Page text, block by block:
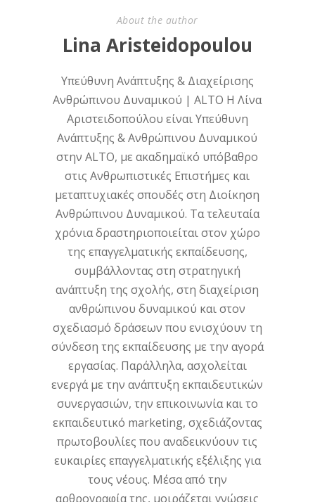
About the author
Lina Aristeidopoulou
Υπεύθυνη Ανάπτυξης & Διαχείρισης
Ανθρώπινου Δυναμικού | ALTO Η Λίνα
Αριστειδοπούλου είναι Υπεύθυνη
Ανάπτυξης & Ανθρώπινου Δυναμικού
στην ALTO, με ακαδημαϊκό υπόβαθρο
στις Ανθρωπιστικές Επιστήμες και
μεταπτυχιακές σπουδές στη Διοίκηση
Ανθρώπινου Δυναμικού. Τα τελευταία
χρόνια δραστηριοποιείται στον χώρο
της επαγγελματικής εκπαίδευσης,
συμβάλλοντας στη στρατηγική
ανάπτυξη της σχολής, στη διαχείριση
ανθρώπινου δυναμικού και στον
σχεδιασμό δράσεων που ενισχύουν τη
σύνδεση της εκπαίδευσης με την αγορά
εργασίας. Παράλληλα, ασχολείται
ενεργά με την ανάπτυξη εκπαιδευτικών
συνεργασιών, την επικοινωνία και το
εκπαιδευτικό marketing, σχεδιάζοντας
πρωτοβουλίες που αναδεικνύουν τις
ευκαιρίες επαγγελματικής εξέλιξης για
τους νέους. Μέσα από την
αρθρογραφία της, μοιράζεται γνώσεις